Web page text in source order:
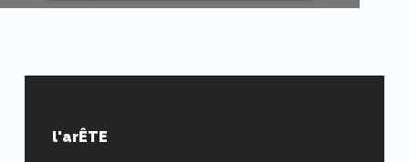
l'arÊTE